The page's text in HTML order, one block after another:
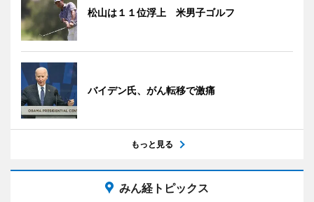
松山は１１位浮上 米男子ゴルフ
バイデン氏、がん転移で激痛
もっと見る
みん経トピックス